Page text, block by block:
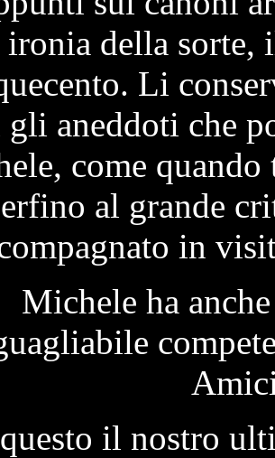
ironia della sorte,
Li
aneddoti che
come quando
al grande
in
Michele ha
questo il nostro